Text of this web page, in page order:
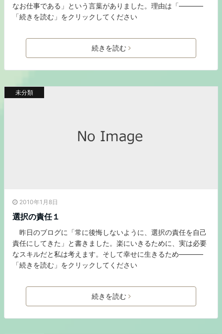
なお仕事である」という言葉がありました。理由は「———–
「続きを読む」をクリックしてください
続きを読む
未分類
2010年1月8日
選択の責任１
昨日のブログに「常に後悔しないように、選択の責任を自己
責任にしてきた」と書きました。楽にいきるために、実は必要
なスキルだと私は考えます。そして幸せに生きるため———–
「続きを読む」をクリックしてください
続きを読む